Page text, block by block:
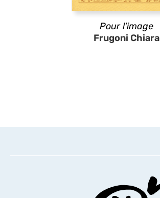
Pour l'image
Frugoni Chiara